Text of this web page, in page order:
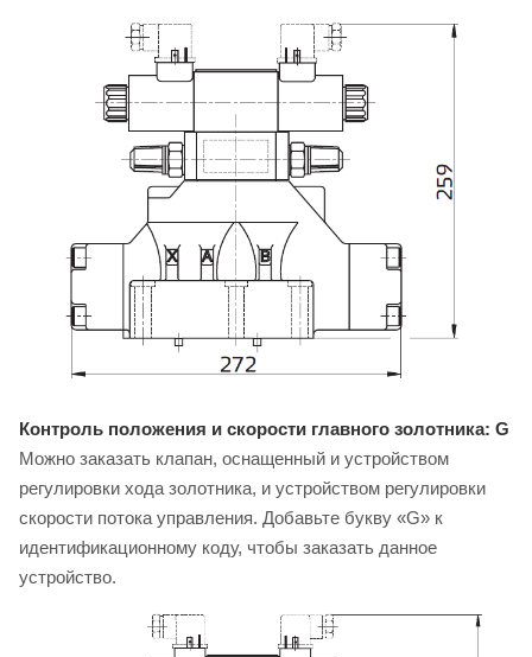
Контроль положения и скорости главного золотника: G
Можно заказать клапан, оснащенный и устройством
регулировки хода золотника, и устройством регулировки
скорости потока управления. Добавьте букву «G» к
идентификационному коду, чтобы заказать данное
устройство.